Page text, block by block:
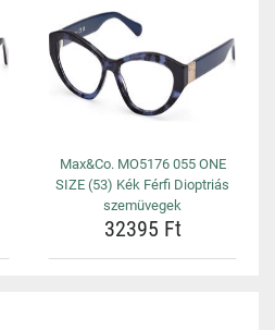
Max&Co. MO5176 055 ONE
SIZE (53) Kék Férfi Dioptriás
szemüvegek
32395 Ft